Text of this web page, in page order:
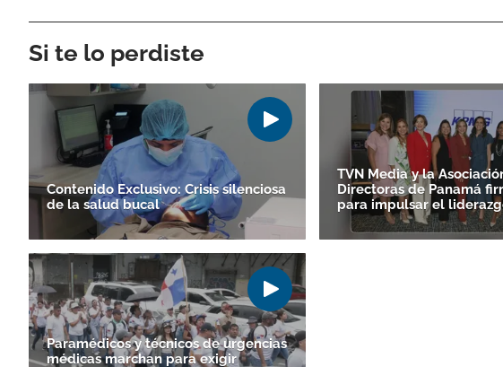
Si te lo perdiste
Contenido Exclusivo: Crisis silenciosa
de la salud bucal
TVN Media y la
Directoras de Panamá
para impulsar el
Paramédicos y técnicos de urgencias
médicas marchan para exigir